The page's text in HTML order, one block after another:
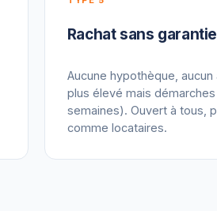
Rachat sans garantie
Aucune hypothèque, aucun
plus élevé mais
semaines). Ouvert à tous,
comme locataires.